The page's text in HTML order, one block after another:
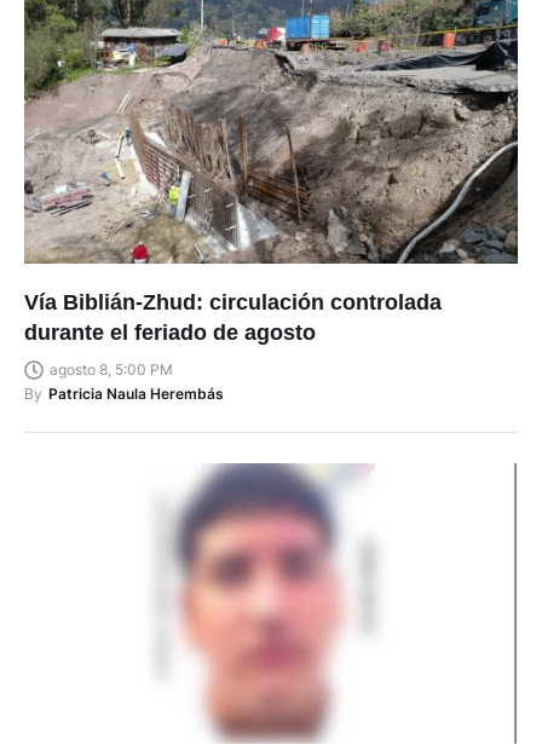
Vía Biblián-Zhud: circulación controlada
durante el feriado de agosto
agosto 8, 5:00 PM
By Patricia Naula Herembás